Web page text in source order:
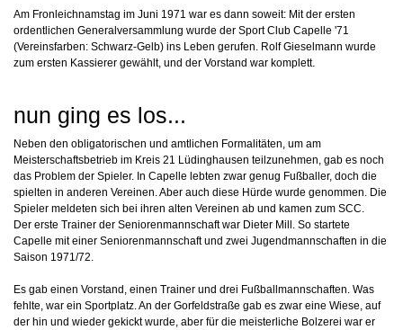
Am Fronleichnamstag im Juni 1971 war es dann soweit: Mit der ersten
ordentlichen Generalversammlung wurde der Sport Club Capelle '71
(Vereinsfarben: Schwarz-Gelb) ins Leben gerufen. Rolf Gieselmann wurde
zum ersten Kassierer gewählt, und der Vorstand war komplett.
nun ging es los...
Neben den obligatorischen und amtlichen Formalitäten, um am
Meisterschaftsbetrieb im Kreis 21 Lüdinghausen teilzunehmen, gab es noch
das Problem der Spieler. In Capelle lebten zwar genug Fußballer, doch die
spielten in anderen Vereinen. Aber auch diese Hürde wurde genommen. Die
Spieler meldeten sich bei ihren alten Vereinen ab und kamen zum SCC.
Der erste Trainer der Seniorenmannschaft war Dieter Mill. So startete
Capelle mit einer Seniorenmannschaft und zwei Jugendmannschaften in die
Saison 1971/72.
Es gab einen Vorstand, einen Trainer und drei Fußballmannschaften. Was
fehlte, war ein Sportplatz. An der Gorfeldstraße gab es zwar eine Wiese, auf
der hin und wieder gekickt wurde, aber für die meisterliche Bolzerei war er